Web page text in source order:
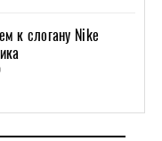
к слогану Nike